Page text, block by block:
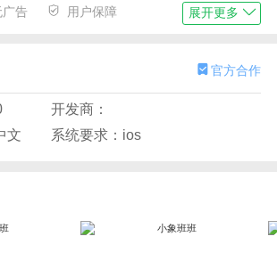
样的教育内容，如数字认知、语言学
观的界面，易于孩子们操作和理解
的逻辑思维能力和创造力，激发他们
：服务过程中对订单的服务动态进行
广告 用户保障 展开更多
官方合作
开发商：
文
系统要求：ios